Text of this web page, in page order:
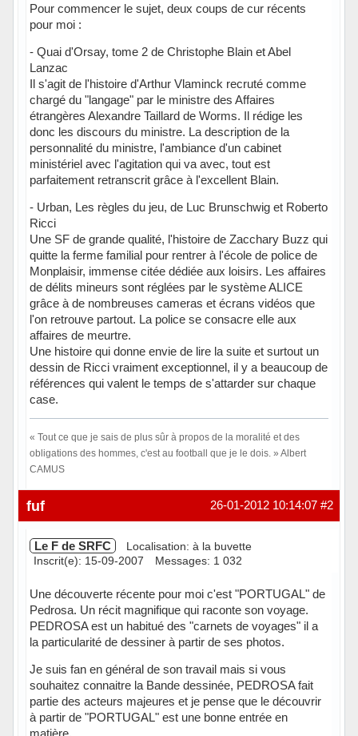
Pour commencer le sujet, deux coups de cur récents
pour moi :
- Quai d'Orsay, tome 2 de Christophe Blain et Abel
Lanzac
Il s'agit de l'histoire d'Arthur Vlaminck recruté comme
chargé du "langage" par le ministre des Affaires
étrangères Alexandre Taillard de Worms. Il rédige les
donc les discours du ministre. La description de la
personnalité du ministre, l'ambiance d'un cabinet
ministériel avec l'agitation qui va avec, tout est
parfaitement retranscrit grâce à l'excellent Blain.
- Urban, Les règles du jeu, de Luc Brunschwig et Roberto
Ricci
Une SF de grande qualité, l'histoire de Zacchary Buzz qui
quitte la ferme familial pour rentrer à l'école de police de
Monplaisir, immense citée dédiée aux loisirs. Les affaires
de délits mineurs sont réglées par le système ALICE
grâce à de nombreuses cameras et écrans vidéos que
l'on retrouve partout. La police se consacre elle aux
affaires de meurtre.
Une histoire qui donne envie de lire la suite et surtout un
dessin de Ricci vraiment exceptionnel, il y a beaucoup de
références qui valent le temps de s'attarder sur chaque
case.
« Tout ce que je sais de plus sûr à propos de la moralité et des
obligations des hommes, c'est au football que je le dois. » Albert
CAMUS
Hors ligne #2
26-01-2012 10:14:07
fuf
Le F de SRFC
Localisation: à la buvette
Inscrit(e): 15-09-2007
Messages: 1 032
Une découverte récente pour moi c'est "PORTUGAL" de
Pedrosa. Un récit magnifique qui raconte son voyage.
PEDROSA est un habitué des "carnets de voyages" il a
la particularité de dessiner à partir de ses photos.
Je suis fan en général de son travail mais si vous
souhaitez connaitre la Bande dessinée, PEDROSA fait
partie des acteurs majeures et je pense que le découvrir
à partir de "PORTUGAL" est une bonne entrée en
matière.